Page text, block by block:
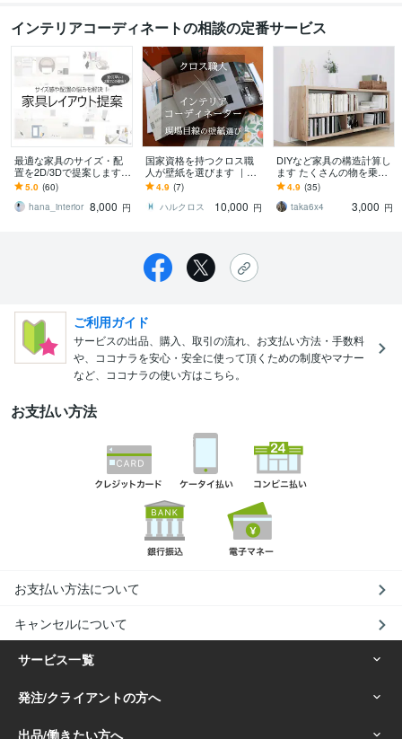
インテリアコーディネートの相談の定番サービス
最適な家具のサイズ・配
置を2D/3Dで提案します
インテリア検討のベース
に2案をご提示。悩む前に
気軽に相談！
5.0 (60)
hana_interior 8,000 円
国家資格を持つクロス職
人が壁紙を選びます ｜コ
ーディネーター資格保有
｜キレイが長もちする壁
紙をご提案
4.9 (7)
ハルクロス
10,000 円
DIYなど家具の構造計算し
ます たくさんの物を乗せ
たいけど壊れないか。積
載可能重量算出します
4.9 (35)
taka6x4
3,000 円
ご利用ガイド
サービスの出品、購入、取引の流れ、お支払い方法・手数料
や、ココナラを安心・安全に使って頂くための制度やマナー
など、ココナラの使い方はこちら。
お支払い方法
お支払い方法について
キャンセルについて